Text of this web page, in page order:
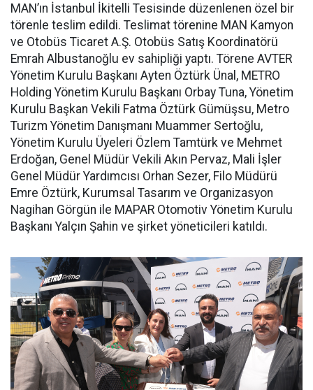
MAN’ın İstanbul İkitelli Tesisinde düzenlenen özel bir
törenle teslim edildi. Teslimat törenine MAN Kamyon
ve Otobüs Ticaret A.Ş. Otobüs Satış Koordinatörü
Emrah Albustanoğlu ev sahipliği yaptı. Törene AVTER
Yönetim Kurulu Başkanı Ayten Öztürk Ünal, METRO
Holding Yönetim Kurulu Başkanı Orbay Tuna, Yönetim
Kurulu Başkan Vekili Fatma Öztürk Gümüşsu, Metro
Turizm Yönetim Danışmanı Muammer Sertoğlu,
Yönetim Kurulu Üyeleri Özlem Tamtürk ve Mehmet
Erdoğan, Genel Müdür Vekili Akın Pervaz, Mali İşler
Genel Müdür Yardımcısı Orhan Sezer, Filo Müdürü
Emre Öztürk, Kurumsal Tasarım ve Organizasyon
Nagihan Görgün ile MAPAR Otomotiv Yönetim Kurulu
Başkanı Yalçın Şahin ve şirket yöneticileri katıldı.